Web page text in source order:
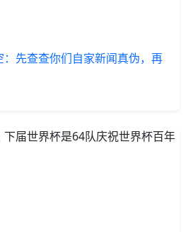
先查查你们自家新闻真伪，再